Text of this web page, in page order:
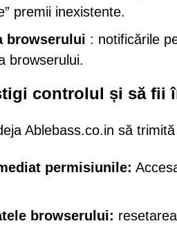
premii inexistente.
browserului : notificările
browserului.
controlul și să fii
Ablebass.co.in să
permisiunile:
browserului: